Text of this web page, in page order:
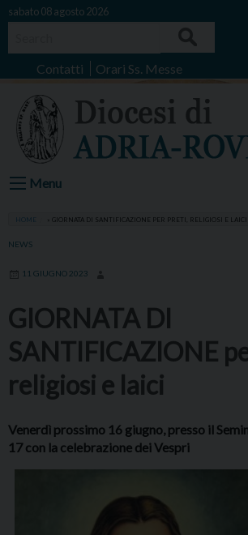
Skip
sabato 08 agosto 2026
Contatti Orari Ss. Messe
Menu
HOME GIORNATA DI SANTIFICAZIONE PER PRETI, RELIGIOSI E LAICI
NEWS
11 GIUGNO 2023
GIORNATA DI
SANTIFICAZIONE
religiosi e laici
Venerdì prossimo 16 giugno, presso il
17 con la celebrazione dei Vespri